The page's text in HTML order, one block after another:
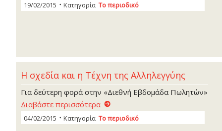
19/02/2015 Κατηγορία Το περιοδικό
Η σχεδία και η Τέχνη της Αλληλεγγύης
Για δεύτερη φορά στην «Διεθνή Εβδομάδα Πωλητών»
Διαβάστε περισσότερα
04/02/2015 Κατηγορία Το περιοδικό